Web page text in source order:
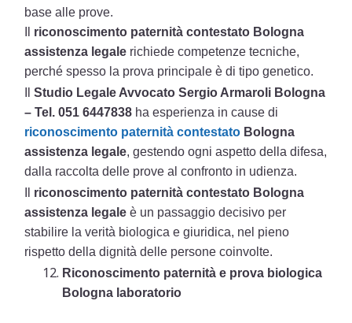
base alle prove.
riconoscimento paternità contestato Bologna
assistenza legale richiede competenze tecniche,
perché spesso la prova principale è di tipo genetico.
IlStudio Legale Avvocato Sergio Armaroli Bologna
– Tel. 051 6447838 ha esperienza in cause di
riconoscimento paternità contestato Bologna
assistenza legale, gestendo ogni aspetto della difesa,
dalla raccolta delle prove al confronto in udienza.
riconoscimento paternità contestato Bologna
assistenza legale è un passaggio decisivo per
stabilire la verità biologica e giuridica, nel pieno
rispetto della dignità delle persone coinvolte.
Riconoscimento paternità e prova biologica
Bologna laboratorio